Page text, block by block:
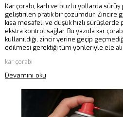
Kar çorabı, karlı ve buzlu yollarda
geliştirilen pratik bir çözümdür. Zincire
kısa mesafeli ve düşük hızlı sürüşlerde
ekstra kontrol sağlar. Bu yazıda kar
kullanıldığı, zincir yerine geçip
edilmesi gerektiği tüm yönleriyle ele
kar çorabı
Devamını oku